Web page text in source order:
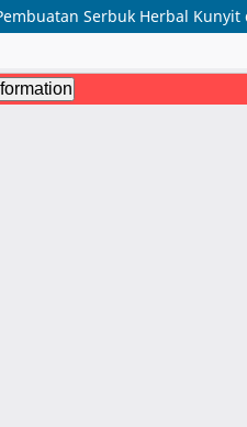
Serbuk Herbal